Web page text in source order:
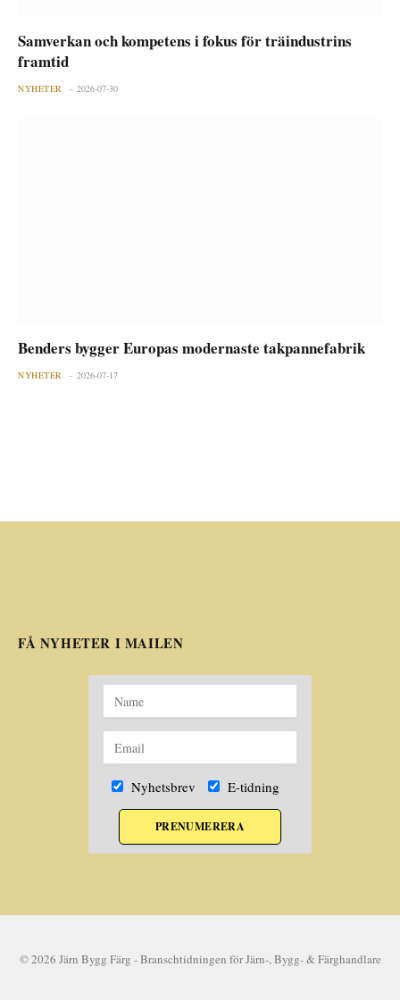
Samverkan och kompetens i fokus för träindustrins
framtid
NYHETER 2026-07-30
Benders bygger Europas modernaste takpannefabrik
NYHETER 2026-07-17
FÅ NYHETER I MAILEN
Nyhetsbrev E-tidning
PRENUMERERA
© 2026 Järn Bygg Färg - Branschtidningen för Järn-, Bygg- & Färghandlare